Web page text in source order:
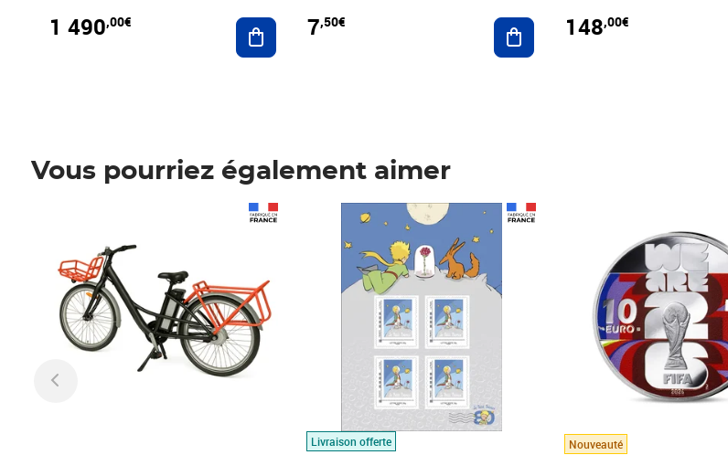
1 490,00€ Ajouter au panier
7,50€ Ajouter au panier
148,00€
Vous pourriez également aimer
Livraison offerte
Prix 7,50€
Nouveauté